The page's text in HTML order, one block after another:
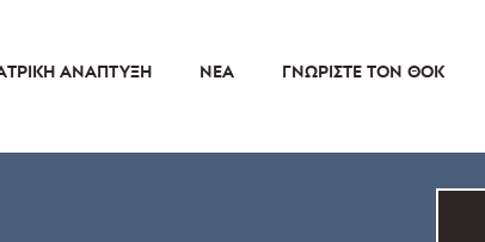
ΑΝΆΠΤΥΞΗ ΝΈΑ ΓΝΩΡΊΣΤΕ ΤΟΝ ΘΟΚ